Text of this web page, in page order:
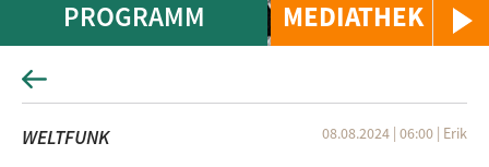
MEDIATHEK
PROGRAMM
WELTFUNK 08.08.2024 | 06:00 | Erik